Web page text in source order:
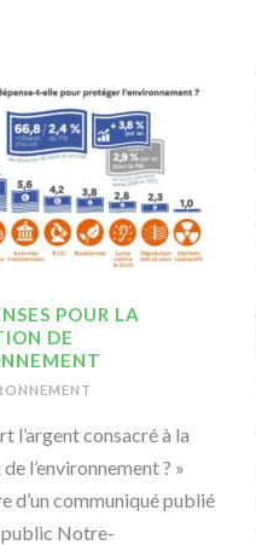
POUR LA
DE
l’argent consacré à la
l’environnement ? »
d’un communiqué publié
Notre-